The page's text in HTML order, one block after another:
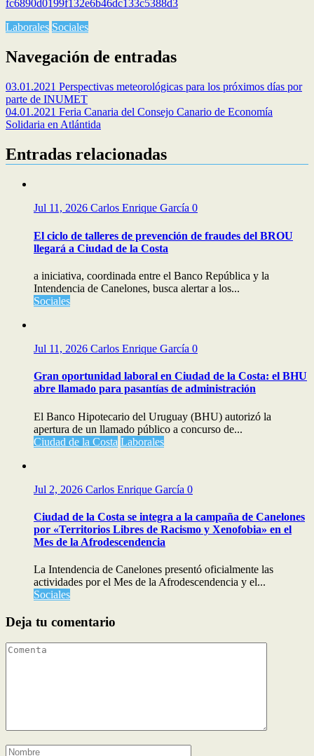
fc6890d0199f132e6b46dc133c5388d3
Laborales Sociales
Navegación de entradas
03.01.2021 Perspectivas meteorológicas para los próximos días por
parte de INUMET
04.01.2021 Feria Canaria del Consejo Canario de Economía
Solidaria en Atlántida
Entradas relacionadas
Jul 11, 2026 Carlos Enrique García 0
El ciclo de talleres de prevención de fraudes del BROU
llegará a Ciudad de la Costa
a iniciativa, coordinada entre el Banco República y la
Intendencia de Canelones, busca alertar a los...
Sociales
Jul 11, 2026 Carlos Enrique García 0
Gran oportunidad laboral en Ciudad de la Costa: el BHU
abre llamado para pasantías de administración
El Banco Hipotecario del Uruguay (BHU) autorizó la
apertura de un llamado público a concurso de...
Ciudad de la Costa Laborales
Jul 2, 2026 Carlos Enrique García 0
Ciudad de la Costa se integra a la campaña de Canelones
por «Territorios Libres de Racismo y Xenofobia» en el
Mes de la Afrodescendencia
La Intendencia de Canelones presentó oficialmente las
actividades por el Mes de la Afrodescendencia y el...
Sociales
Deja tu comentario